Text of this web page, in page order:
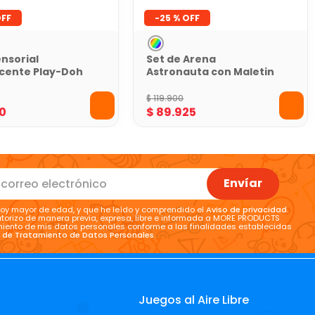
Play-Doh
-25 %
Set de Arena
Astronauta con Maletin
$119.900
$ 89.925
Envíar
mayor de edad, y que he leído y comprendido elAviso de privacidad.
de manera previa, expresa, libre e informada a MORE PRODUCTS
de mis datos personales conforme a las finalidades establecidas
Tratamiento de Datos Personales.
Juegos al Aire Libre